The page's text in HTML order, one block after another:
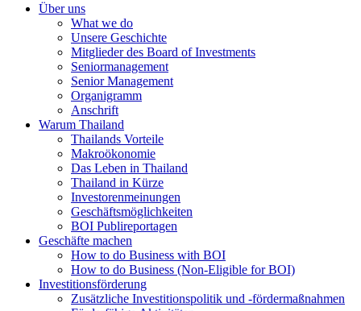
Über uns
What we do
Unsere Geschichte
Mitglieder des Board of Investments
Seniormanagement
Senior Management
Organigramm
Anschrift
Warum Thailand
Thailands Vorteile
Makroökonomie
Das Leben in Thailand
Thailand in Kürze
Investorenmeinungen
Geschäftsmöglichkeiten
BOI Publireportagen
Geschäfte machen
How to do Business with BOI
How to do Business (Non-Eligible for BOI)
Investitionsförderung
Zusätzliche Investitionspolitik und -fördermaßnahmen